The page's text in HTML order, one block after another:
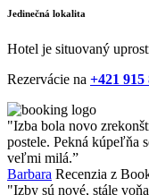
Jedinečná lokalita
Hotel je situovaný
Rezervácie na +421 915
"Izba bola novo
postele. Pekná kúpeľňa
veľmi milá.”
Barbara Recenzia z
"Izby sú nové, stále